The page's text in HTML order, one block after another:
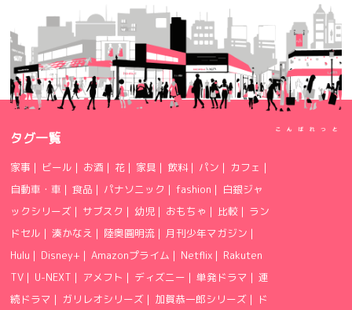
タグ一覧
家事 | ビール | お酒 | 花 | 家具 | 飲料 | パン | カフェ |
自動車・車 |食品 | パナソニック |fashion | 白銀ジャ
ックシリーズ | サブスク | 幼児 | おもちゃ | 比較 | ラン
ドセル |湊かなえ | 陸奥圓明流 |月刊少年マガジン |
Hulu | Disney+ |Amazonプライム | Netflix | Rakuten
TV | U-NEXT | アメフト | ディズニー |単発ドラマ |連
続ドラマ | ガリレオシリーズ | 加賀恭一郎シリーズ |
ド